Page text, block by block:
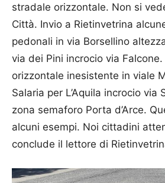
stradale orizzontale. Non si
Città. Invio a Rietinvetrina
pedonali in via Borsellino
via dei Pini incrocio via
orizzontale inesistente in viale
Salaria per L’Aquila incrocio via
zona semaforo Porta d’Arce.
alcuni esempi. Noi cittadini
conclude il lettore di